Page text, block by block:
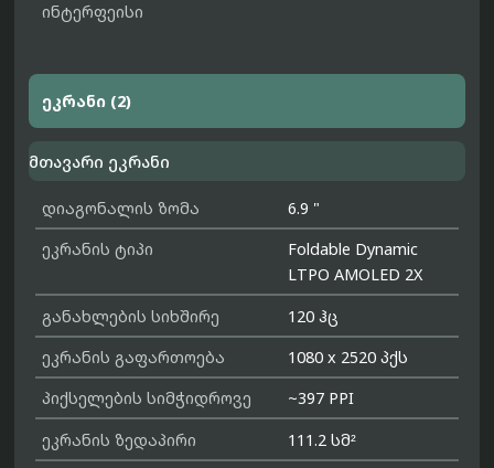
ინტერფეისი
ეკრანი (2)
მთავარი ეკრანი
დიაგონალის ზომა
6.9 "
ეკრანის ტიპი
Foldable Dynamic
LTPO AMOLED 2X
განახლების სიხშირე
120 ჰც
ეკრანის გაფართოება
1080 x 2520 პქს
პიქსელების სიმჭიდროვე
~397 PPI
ეკრანის ზედაპირი
111.2 სმ²